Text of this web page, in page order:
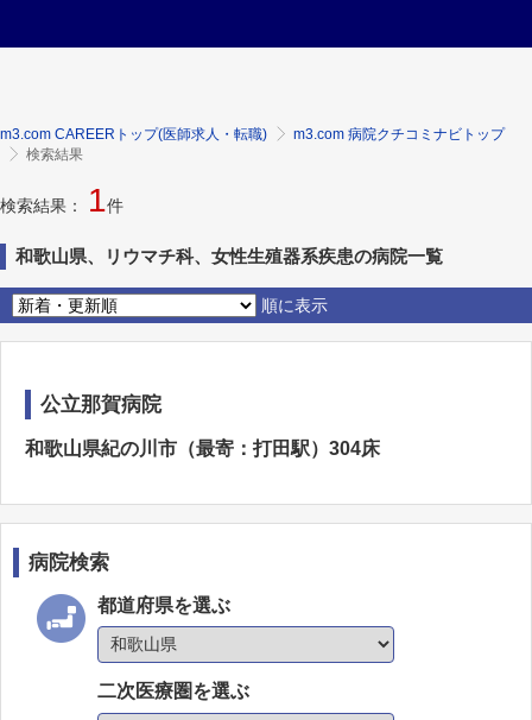
m3.com CAREERトップ(医師求人・転職)
m3.com 病院クチコミナビトップ
検索結果
検索結果： 1件
和歌山県、リウマチ科、女性生殖器系疾患の病院一覧
順に表示
公立那賀病院
和歌山県紀の川市（最寄：打田駅）304床
病院検索
都道府県を選ぶ
二次医療圏を選ぶ